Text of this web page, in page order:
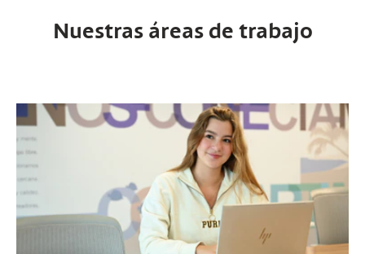
Nuestras áreas de trabajo